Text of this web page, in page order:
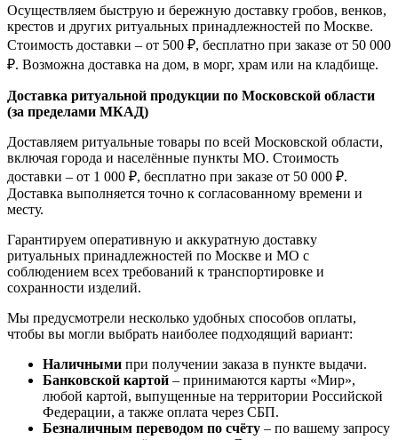
Осуществляем быструю и бережную доставку гробов, венков,
крестов и других ритуальных принадлежностей по Москве.
Стоимость доставки – от 500 ₽, бесплатно при заказе от 50 000
₽. Возможна доставка на дом, в морг, храм или на кладбище.
Доставка ритуальной продукции по Московской области
(за пределами МКАД)
Доставляем ритуальные товары по всей Московской области,
включая города и населённые пункты МО. Стоимость
доставки – от 1 000 ₽, бесплатно при заказе от 50 000 ₽.
Доставка выполняется точно к согласованному времени и
месту.
Гарантируем оперативную и аккуратную доставку
ритуальных принадлежностей по Москве и МО с
соблюдением всех требований к транспортировке и
сохранности изделий.
Мы предусмотрели несколько удобных способов оплаты,
чтобы вы могли выбрать наиболее подходящий вариант:
Наличными при получении заказа в пункте выдачи.
Банковской картой – принимаются карты «Мир»,
любой картой, выпущенные на территории Российской
Федерации, а также оплата через СБП.
Безналичным переводом по счёту – по вашему запросу